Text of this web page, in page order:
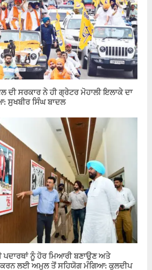
ਦੀ ਸਰਕਾਰ ਨੇ ਹੀ ਗ੍ਰੇਟਰ ਮੋਹਾਲੀ ਇਲਾਕੇ ਦਾ
ਸੁਖਬੀਰ ਸਿੰਘ ਬਾਦਲ
ਪਦਾਰਥਾਂ ਨੂੰ ਹੋਰ ਮਿਆਰੀ ਬਣਾਉਣ ਅਤੇ
ਲਈ ਅਮੁਲ ਤੋਂ ਸਹਿਯੋਗ ਮੰਗਿਆ: ਕੁਲਦੀਪ